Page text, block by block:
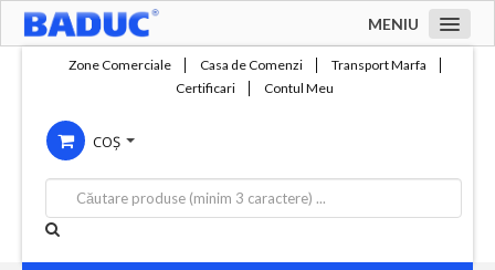
MENIU
Compania
Servicii
Productie
Contact
Zone Comerciale Casa de Comenzi
Transport Marfa
Certificari
Contul Meu
COȘ